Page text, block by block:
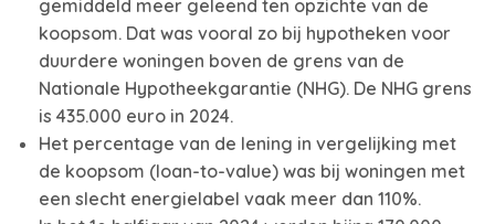
gemiddeld meer geleend ten opzichte van de
koopsom. Dat was vooral zo bij hypotheken voor
duurdere woningen boven de grens van de
Nationale Hypotheekgarantie (NHG). De NHG grens
is 435.000 euro in 2024.
Het percentage van de lening in vergelijking met
de koopsom (loan-to-value) was bij woningen met
een slecht energielabel vaak meer dan 110%.